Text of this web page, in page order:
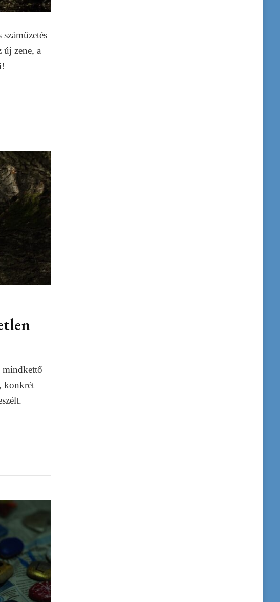
új zene, a
mindkettő
konkrét